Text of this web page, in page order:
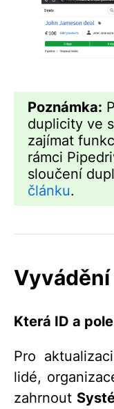
Poznámka:
duplicity ve
zajímat
rámci
sloučení
článku.
Která ID a
Pro
lidé,
zahrnout